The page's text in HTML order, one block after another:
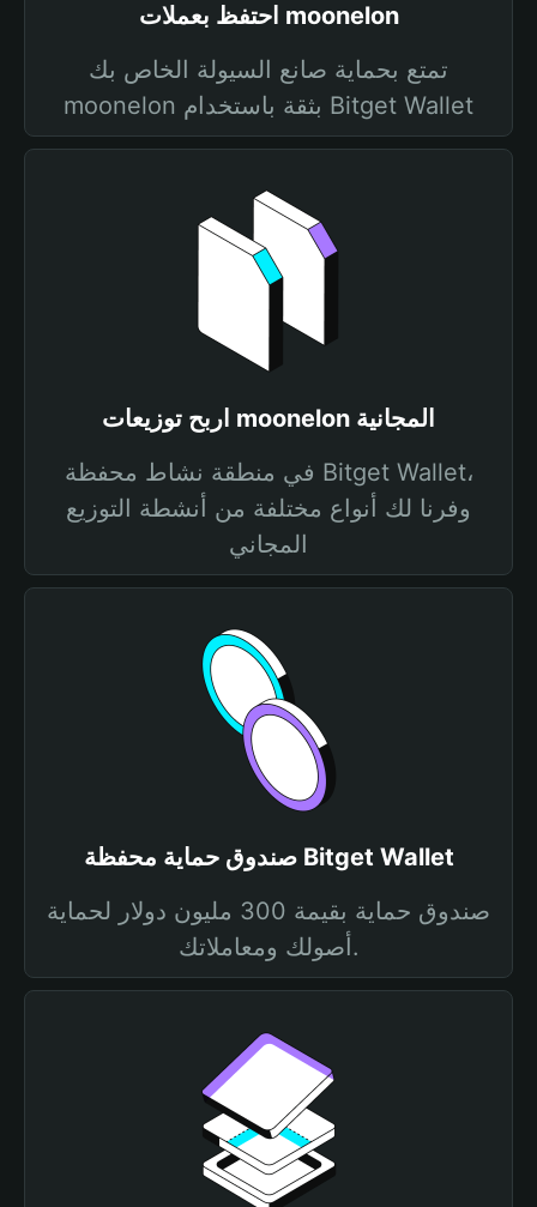
احتفظ بعملات moonelon
تمتع بحماية صانع السيولة الخاص بك
moonelon بثقة باستخدام Bitget Wallet
اربح توزيعات moonelon المجانية
في منطقة نشاط محفظة Bitget Wallet،
وفرنا لك أنواع مختلفة من أنشطة التوزيع
المجاني
صندوق حماية محفظة Bitget Wallet
صندوق حماية بقيمة 300 مليون دولار لحماية
أصولك ومعاملاتك.